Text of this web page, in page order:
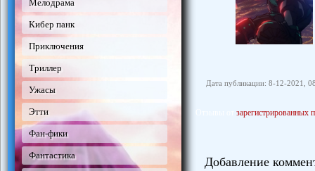
Мелодрама
Кибер панк
Приключения
Триллер
Ужасы
Этти
Фан-фики
Фантастика
Дата публикации: 8-12-2021,
зарегистрированных
Добавление